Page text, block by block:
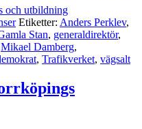
och utbildning
Etiketter: Anders Perklev,
Stan, generaldirektör,
Mikael Damberg,
, Trafikverket, vägsalt